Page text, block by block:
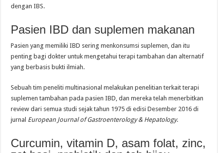
dengan IBS.
Pasien IBD dan suplemen makanan
Pasien yang memiliki IBD sering menkonsumsi suplemen, dan itu
penting bagi dokter untuk mengetahui terapi tambahan dan alternatif
yang berbasis bukti ilmiah.
Sebuah tim peneliti multinasional melakukan penelitian terkait terapi
suplemen tambahan pada pasien IBD, dan mereka telah menerbitkan
review dari semua studi sejak tahun 1975 di edisi Desember 2016 di
jurnal European Journal of Gastroenterology & Hepatology.
Curcumin, vitamin D, asam folat, zinc,